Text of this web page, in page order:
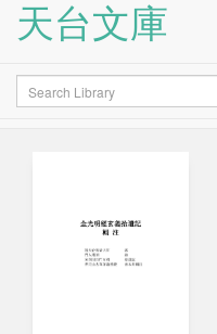
天台文庫
Search